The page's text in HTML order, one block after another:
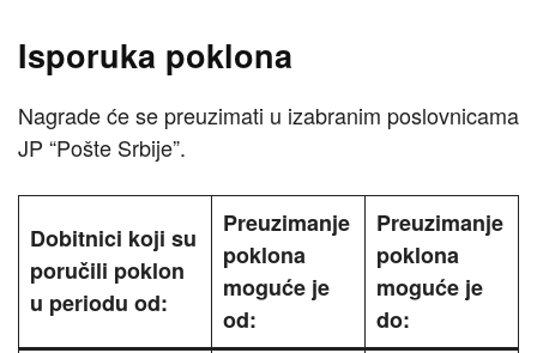
Isporuka poklona
Nagrade će se preuzimati u izabranim poslovnicama
JP “Pošte Srbije”.
Dobitnici koji su
poručili poklon
u periodu od:
Preuzimanje
poklona
moguće je
od:
Preuzimanje
poklona
moguće je
do: